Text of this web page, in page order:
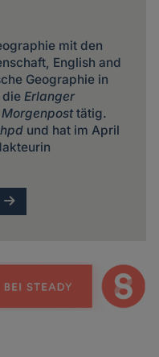
mit den
English and
Geographie in
die Erlanger
tätig.
hpdund hat im April